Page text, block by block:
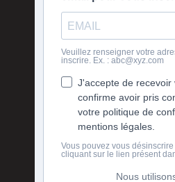
Veuillez renseigner votre
inscrire. Ex. : abc@xyz.com
J'accepte de recevoir
confirme avoir pris
votre politique de
mentions légales.
Vous pouvez vous
cliquant sur le lien présent
Nous